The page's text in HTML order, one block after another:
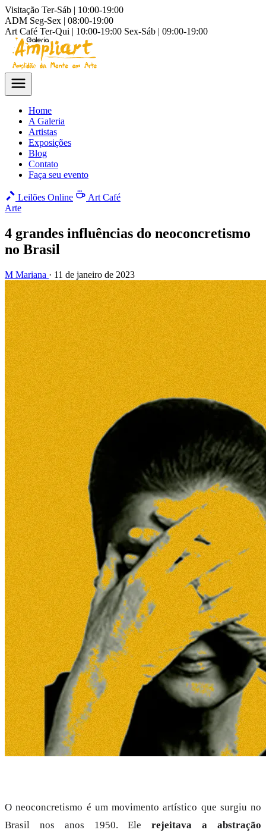
Visitação Ter-Sáb | 10:00-19:00
ADM Seg-Sex | 08:00-19:00
Art Café Ter-Qui | 10:00-19:00 Sex-Sáb | 09:00-19:00
Home
A Galeria
Artistas
Exposições
Blog
Contato
Faça seu evento
Leilões Online
Art Café
Arte
4 grandes influências do neoconcretismo
no Brasil
M Mariana · 11 de janeiro de 2023
O neoconcretismo é um movimento artístico que surgiu no
Brasil nos anos 1950. Elerejeitava a abstração